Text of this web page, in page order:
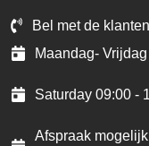
Bel met de
Maandag-
Saturday 09:00 -
Afspraak